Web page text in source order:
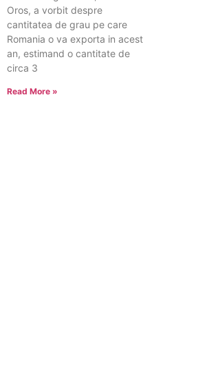
Oros, a vorbit despre
cantitatea de grau pe care
Romania o va exporta in acest
an, estimand o cantitate de
circa 3
Read More »